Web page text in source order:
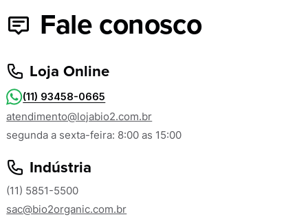
Fale conosco
Loja Online
(11) 93458-0665
atendimento@lojabio2.com.br
segunda a sexta-feira: 8:00 as 15:00
Indústria
(11) 5851-5500
sac@bio2organic.com.br